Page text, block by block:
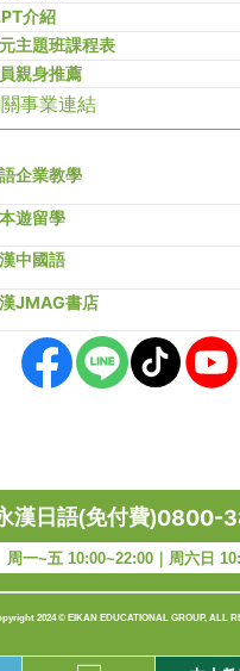
介紹
主題班課程表
親身推薦
事業連結
企業教學
遊留學
中國語
JMAG書店
漢日語(免付費)0800-
周一~五 10:00~22:00｜周六日
2024 © EIKAN EDUCATIONAL GROUP, ALL